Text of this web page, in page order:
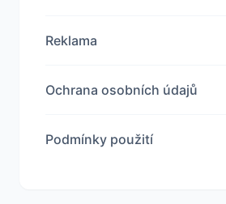
Reklama
Ochrana osobních údajů
Podmínky použití